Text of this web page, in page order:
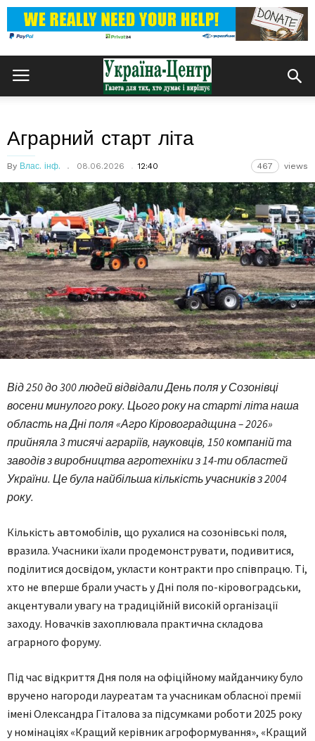
Аграрний старт літа
By Влас. інф. 08.06.2026 12:40 467 views
Від 250 до 300 людей відвідали День поля у Созонівці
восени минулого року. Цього року на старті літа наша
область на Дні поля «Агро Кіровоградщина – 2026»
прийняла 3 тисячі аграріїв, науковців, 150 компаній та
заводів з виробництва агротехніки з 14-ти областей
України. Це була найбільша кількість учасників з 2004
року.
Кількість автомобілів, що рухалися на созонівські поля,
вразила. Учасники їхали продемонструвати, подивитися,
поділитися досвідом, укласти контракти про співпрацю. Ті,
хто не вперше брали участь у Дні поля по-кіровоградськи,
акцентували увагу на традиційній високій організації
заходу. Новачків захоплювала практична складова
аграрного форуму.
Під час відкриття Дня поля на офіційному майданчику було
вручено нагороди лауреатам та учасникам обласної премії
імені Олександра Гіталова за підсумками роботи 2025 року
у номінаціях «Кращий керівник агроформування», «Кращий